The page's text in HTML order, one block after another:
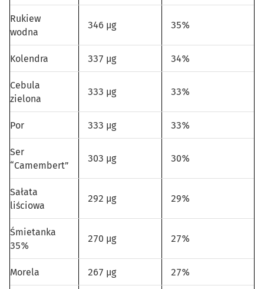
Rukiew
wodna
346 µg 35%
Kolendra 337 µg 34%
Cebula
zielona
333 µg 33%
Por 333 µg 33%
Ser
“Camembert”
303 µg 30%
Sałata
liściowa
292 µg 29%
Śmietanka
35%
270 µg 27%
Morela 267 µg 27%